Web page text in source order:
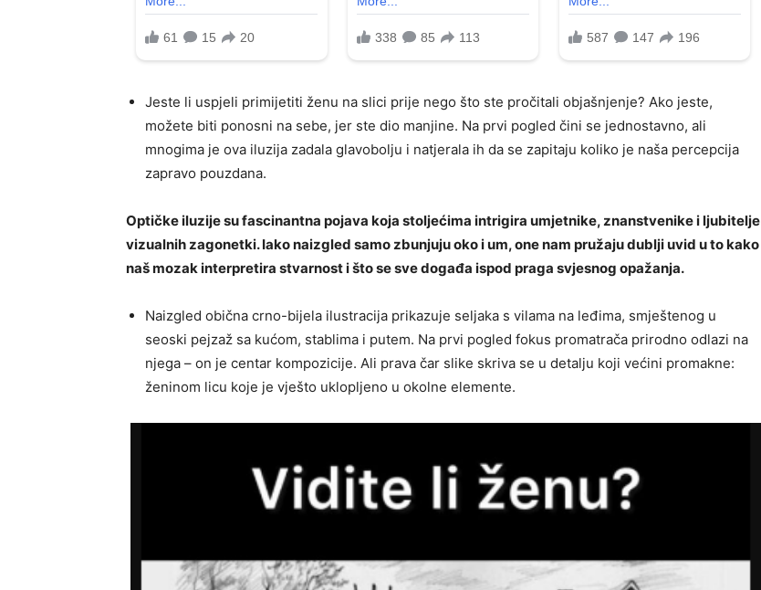
Jeste li uspjeli primijetiti ženu na slici prije nego što ste pročitali objašnjenje? Ako jeste,
možete biti ponosni na sebe, jer ste dio manjine. Na prvi pogled čini se jednostavno, ali
mnogima je ova iluzija zadala glavobolju i natjerala ih da se zapitaju koliko je naša percepcija
zapravo pouzdana.
Optičke iluzije su fascinantna pojava koja stoljećima intrigira umjetnike, znanstvenike i ljubitelje
vizualnih zagonetki. Iako naizgled samo zbunjuju oko i um, one nam pružaju dublji uvid u to kako
naš mozak interpretira stvarnost i što se sve događa ispod praga svjesnog opažanja.
Naizgled obična crno-bijela ilustracija prikazuje seljaka s vilama na leđima, smještenog u
seoski pejzaž sa kućom, stablima i putem. Na prvi pogled fokus promatrača prirodno odlazi na
njega – on je centar kompozicije. Ali prava čar slike skriva se u detalju koji većini promakne:
ženinom licu koje je vješto uklopljeno u okolne elemente.